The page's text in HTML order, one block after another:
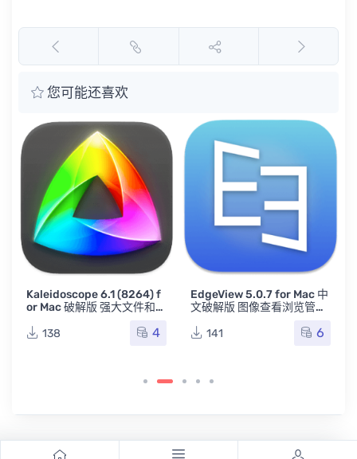
您可能还喜欢
Kaleidoscope 6.1 (8264) f
or Mac 破解版 强大文件和图
138
4
EdgeView 5.0.7 for Mac 中
文破解版 图像查看浏览管理
141
6